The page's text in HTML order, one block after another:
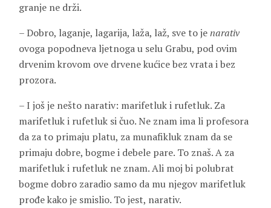
granje ne drži.
– Dobro, laganje, lagarija, laža, laž, sve to jenarativ
ovoga popodneva ljetnoga u selu Grabu, pod ovim
drvenim krovom ove drvene kućice bez vrata i bez
prozora.
– I još je nešto narativ: marifetluk i rufetluk. Za
marifetluk i rufetluk si čuo. Ne znam ima li profesora
da za to primaju platu, za munafikluk znam da se
primaju dobre, bogme i debele pare. To znaš. A za
marifetluk i rufetluk ne znam. Ali moj bi polubrat
bogme dobro zaradio samo da mu njegov marifetluk
prođe kako je smislio. To jest, narativ.